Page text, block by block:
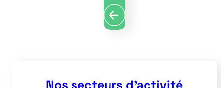
Nos secteurs d’activité